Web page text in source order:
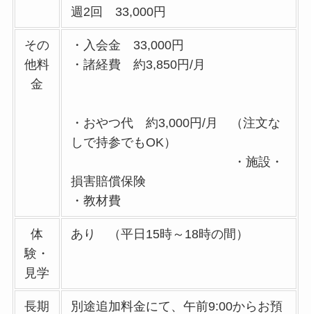
週2回 33,000円
その
他料
金
・入会金 33,000円
・諸経費 約3,850円/月
・おやつ代 約3,000円/月 （注文な
しで持参でもOK）
・施設・
損害賠償保険
・教材費
体
験・
見学
あり （平日15時～18時の間）
長期
別途追加料金にて、午前9:00からお預